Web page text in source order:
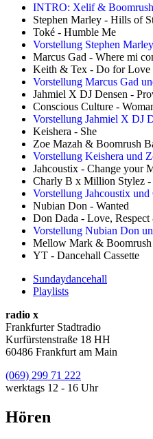
INTRO: Xelif &
Stephen Marley - Hills of
Toké - Humble Me
Vorstellung Stephen
Marcus Gad - Where mi
Keith & Tex - Do for Love
Vorstellung Marcus Gad
Jahmiel X DJ Densen -
Conscious Culture -
Vorstellung Jahmiel X DJ
Keishera - She
Zoe Mazah & Boomrush
Vorstellung Keishera und
Jahcoustix - Change your
Charly B x Million Stylez -
Vorstellung Jahcoustix
Nubian Don - Wanted
Don Dada - Love, Respect
Vorstellung Nubian Don
Mellow Mark &
YT - Dancehall Cassette
Sundaydancehall
Playlists
radio x
Frankfurter Stadtradio
Kurfürstenstraße 18 HH
60486 Frankfurt am Main
(069) 299 71 222
werktags 12 - 16 Uhr
Hören